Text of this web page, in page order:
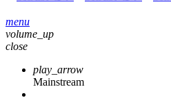
menu
volume_up
close
play_arrow
Mainstream